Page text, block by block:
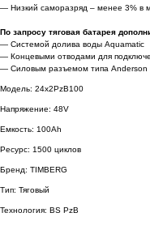
— Низкий саморазряд – менее 3% в
По запросу тяговая батарея
— Системой долива воды Aquamatic
— Концевыми отводами для
— Силовым разъемом типа Anderson
Модель: 24x2PzB100
Напряжение: 48V
Емкость: 100Ah
Ресурс: 1500 циклов
Бренд: TIMBERG
Тип: Тяговый
Технология: BS PzB